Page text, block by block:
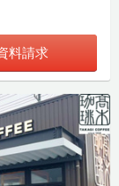
料請求